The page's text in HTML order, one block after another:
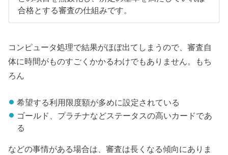
合格とする審査の仕組みです。
コンピュータ処理で結果がほぼ出てしまうので、審査自
体に時間がものすごくかかるわけでもありません。もち
ろん
希望する利用限度額が多めに設定されている
ゴールド、プラチナなどステータスの高いカードであ
る
などの事情がある場合は、審査は長くなる傾向にありま